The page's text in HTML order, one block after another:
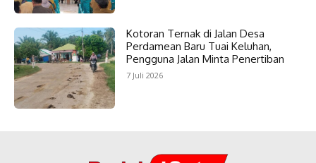
Kotoran Ternak di Jalan Desa
Perdamean Baru Tuai Keluhan,
Pengguna Jalan Minta Penertiban
7 Juli 2026